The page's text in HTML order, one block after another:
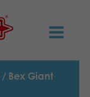
/ Bex Giant